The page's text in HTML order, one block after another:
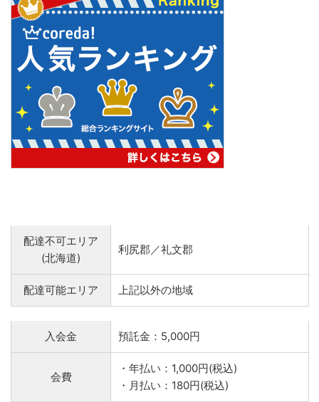
配達不可エリア
(北海道)
利尻郡／礼文郡
配達可能エリア 上記以外の地域
入会金 預託金：5,000円
会費
・年払い：1,000円(税込)
・月払い：180円(税込)